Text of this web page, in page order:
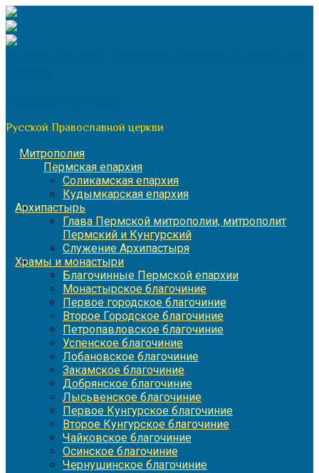
Перейти
к
содержимому
Русской Православной церкви
Митрополия
Пермская епархия
Соликамская епархия
Кудымкарская епархия
Архипастырь
Глава Пермской митрополии, митрополит
Пермский и Кунгурский
Служение Архипастыря
Храмы и монастыри
Благочинные Пермской епархии
Монастырское благочиние
Первое городское благочиние
Второе Городское благочиние
Петропавловское благочиние
Успенское благочиние
Лобановское благочиние
Закамское благочиние
Добрянское благочиние
Лысьвенское благочиние
Первое Кунгурское благочиние
Второе Кунгурское благочиние
Чайковское благочиние
Осинское благочиние
Чернушинское благочиние